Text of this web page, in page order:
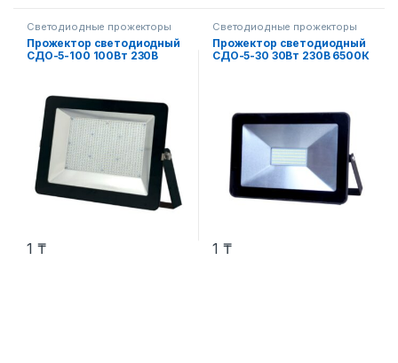
Светодиодные прожекторы
Прожектор светодиодный
СДО-5-100 100Вт 230В
1 ₸
Светодиодные прожекторы
Прожектор светодиодный
СДО-5-30 30Вт 230В 6500К
1 ₸